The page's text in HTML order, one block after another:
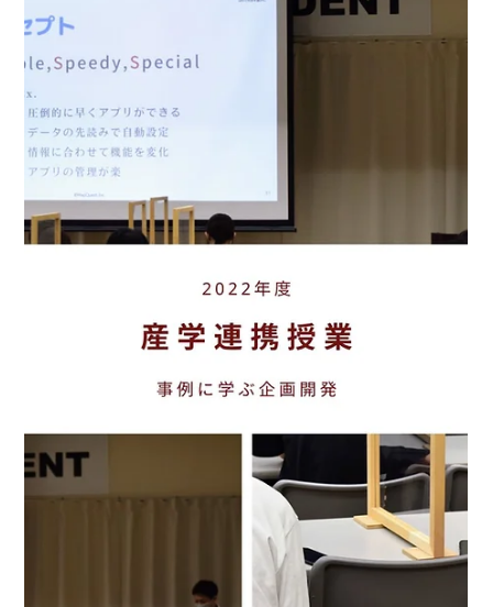
マップクエスト編集部
2022年10月21日
地元企画展へのドローン提供について
ンター・地下資源館 にて開催されます企画展「そらを飛ぶもの
大実験」に協力し、弊社が研究開発にて使用した橋梁点検向け
の業務用ドローンを展示物の一つとして提供いたします。...